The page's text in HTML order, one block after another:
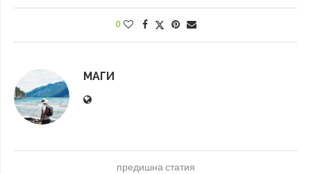
0
МАГИ
предишна статия